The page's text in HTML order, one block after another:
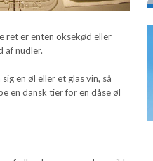
ret er enten oksekød eller
af nudler.
en øl eller et glas vin, så
en dansk tier for en dåse øl